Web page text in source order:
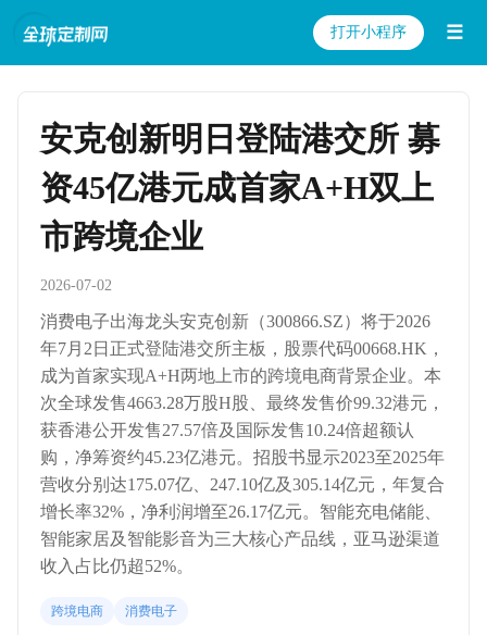
打开小程序 ☰
安克创新明日登陆港交所 募
资45亿港元成首家A+H双上
市跨境企业
2026-07-02
消费电子出海龙头安克创新（300866.SZ）将于2026
年7月2日正式登陆港交所主板，股票代码00668.HK，
成为首家实现A+H两地上市的跨境电商背景企业。本
次全球发售4663.28万股H股、最终发售价99.32港元，
获香港公开发售27.57倍及国际发售10.24倍超额认
购，净筹资约45.23亿港元。招股书显示2023至2025年
营收分别达175.07亿、247.10亿及305.14亿元，年复合
增长率32%，净利润增至26.17亿元。智能充电储能、
智能家居及智能影音为三大核心产品线，亚马逊渠道
收入占比仍超52%。
跨境电商 消费电子